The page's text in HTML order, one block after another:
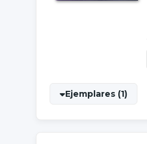
Ejemplares (1)